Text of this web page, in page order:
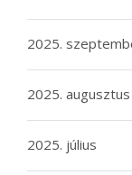
2025.
2025. augusztus
2025. július